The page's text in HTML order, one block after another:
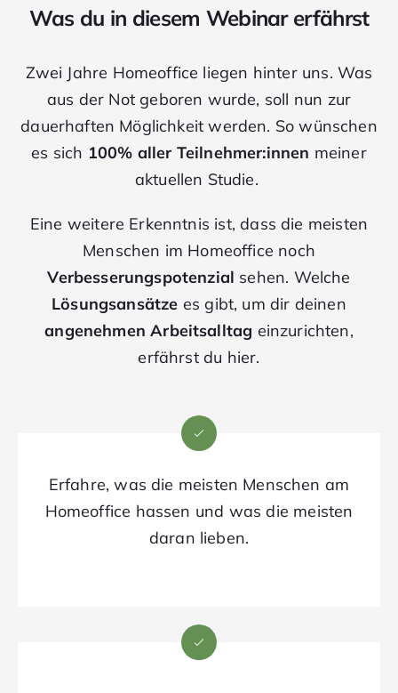
Was du in diesem Webinar erfährst
Zwei Jahre Homeoffice liegen hinter uns. Was
aus der Not geboren wurde, soll nun zur
dauerhaften Möglichkeit werden. So wünschen
es sich 100% aller Teilnehmer:innen meiner
aktuellen Studie.
Eine weitere Erkenntnis ist, dass die meisten
Menschen im Homeoffice noch
Verbesserungspotenzial sehen. Welche
Lösungsansätze es gibt, um dir deinen
angenehmen Arbeitsalltag einzurichten,
erfährst du hier.
Erfahre, was die meisten Menschen am
Homeoffice hassen und was die meisten
daran lieben.